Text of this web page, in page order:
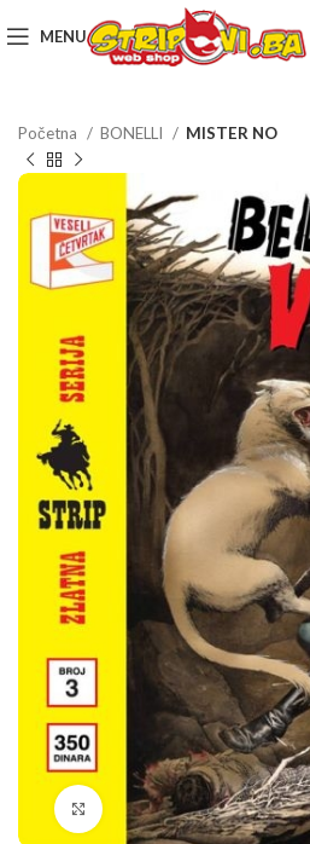
MENU
Početna BONELLI MISTER NO
Klikni da povečaš